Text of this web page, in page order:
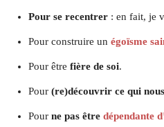
Pour se recentrer : en fait, je
Pour construire un égoïsme
Pour être fière de soi.
Pour (re)découvrir ce qui
Pour ne pas être dépendante